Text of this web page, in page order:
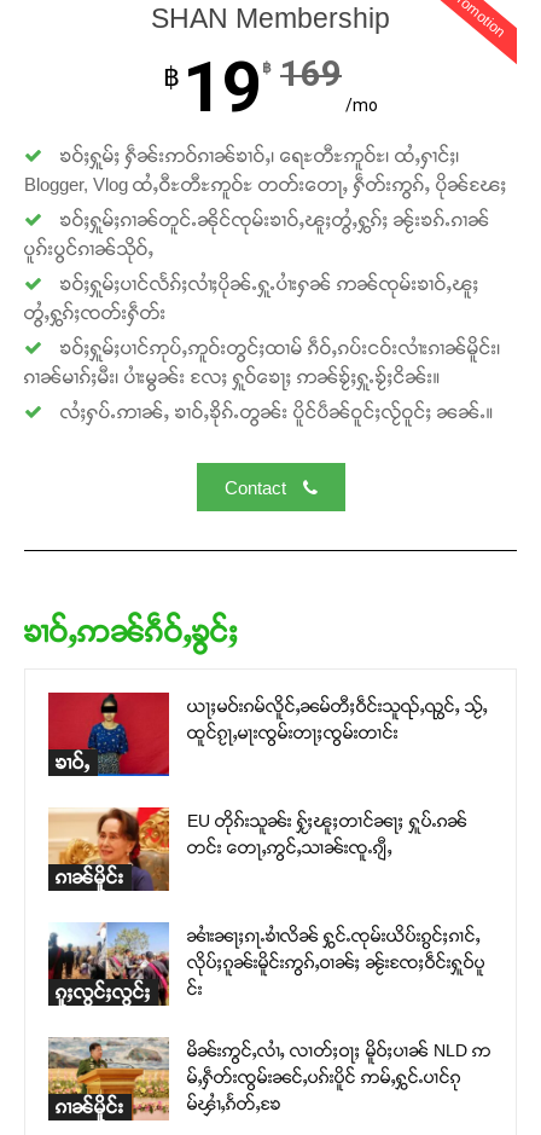
တႃႇႁႂ်ႈသဵင်ၵၢင်ၸႂ်ၵူၼ်းမိူင်း ၵူႈတီႈၵူႈလႅၼ်ပေႃးတေၸွ
တ်ႇ တူဝ်ႈလုမ်ႈၾႃႉၼၼ်ႉ ၶဝ်ႈႁူမ်ႈၵမ်ႉထႅမ် ၸုမ်းၶၢ
ဝ်ႇၽူႈတွႆႇႁွၵ်ႈ လႆႈယူႇၶႃႈဢေႃႈ။
promotion
SHAN Membership
฿ 19 ฿ 169
/mo
ၶဝ်ႈႁူမ်ႈ ႁဵၼ်းဢဝ်ၵၢၼ်ၶၢဝ်ႇ၊ ရေႊတီႊဢူဝ်ႊ၊ ထႆႇႁၢင်ႈ၊
Blogger, Vlog ထႆႇဝီႊတီႊဢူဝ်ႊ တတ်းတေႃႇ ႁဵတ်းဢွၵ်ႇ ပိုၼ်ၽႄႈ
ၶဝ်ႈႁူမ်ႈၵၢၼ်တူင်ႉၼိုင်ၸုမ်းၶၢဝ်ႇၽူႈတွႆႇႁွၵ်ႈ ၼႂ်းၶၵ်ႉၵၢၼ်
ပူၵ်းပွင်ၵၢၼ်သိုဝ်ႇ
ၶဝ်ႈႁူမ်ႈပၢင်လႅၵ်ႈလၢႆႈပိုၼ်ႉႁူႉပၢႆးႁၼ် ဢၼ်ၸုမ်းၶၢဝ်ႇၽူႈ
တွႆႇႁွၵ်ႈၸတ်းႁဵတ်း
ၶဝ်ႈႁူမ်ႈပၢင်ဢုပ်ႇဢူဝ်းတွင်ႈထၢမ် ၵဵဝ်ႇၵပ်းငဝ်းလၢႆးၵၢၼ်မိူင်း၊
ၵၢၼ်မၢၵ်ႈမီး၊ ပၢႆးမွၼ်း လႄႈ ႁူဝ်ၶေႃႈ ဢၼ်ၶႂ်ႈႁူႉၶႂ်ႈငိၼ်း။
လႆႈႁပ်ႉဢၢၼ်ႇ ၶၢဝ်ႇၶိုၵ်ႉတွၼ်း ပိူင်ပဵၼ်ဝူင်ႈလႂ်ဝူင်ႈ ၼၼ်ႉ။
Contact
ၶၢဝ်ႇဢၼ်ၵဵဝ်ႇၶွင်ႈ
ၶၢဝ်ႇ
ယႃႈမဝ်းၵမ်လိူင်ႇၼမ်တီႈဝဵင်းသူၺ်ႇၺွင်ႇ သႂ်ႇ
ထူင်ၵႂႃႇမႃးၸွမ်းတႃႈၸွမ်းတၢင်း
ၵၢၼ်မိူင်း
EU တိုၵ်းသူၼ်း ႁႂ်ႈၽူႈတၢင်ၼႃႈ ႁူပ်ႉၵၼ်
တင်း တေႃႇဢွင်ႇသၢၼ်းၸူႉၵျီႇ
ၵူႈလွင်ႈလွင်ႈ
ၼၢႆးၼႃႈၵႃႉၶၢႆလိၼ် ႁွင်ႉၸုမ်းယိပ်းၵွင်ႈၵၢင်ႇ
လိုပ်ႈၵူၼ်းမိူင်းဢွၵ်ႇဝၢၼ်ႈ ၼႂ်းၸႄႈဝဵင်းႁူဝ်ပူ
င်း
ၵၢၼ်မိူင်း
မိၼ်းဢွင်ႇလၢႆႇ လၢတ်ႈဝႃႈ မိူဝ်ႈပၢၼ် NLD ဢ
မ်ႇႁဵတ်းၸွမ်းၼင်ႇပၵ်းပိူင် ဢမ်ႇႁွင်ႉပၢင်ၵု
မ်ၾၢႆႇၵႅတ်ႇၶႄ